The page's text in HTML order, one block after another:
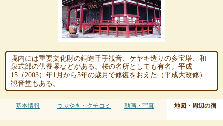
境内には重要文化財の銅造千手観音、ケヤキ造りの多宝塔、和
泉式部の供養塚などがある。桜の名所としても有名。平成
15（2003）年1月から5年の歳月で修復をおえた（平成大改修）
観音堂もある。
基本情報 つぶやき・クチコミ 動画・写真 地図・周辺の宿